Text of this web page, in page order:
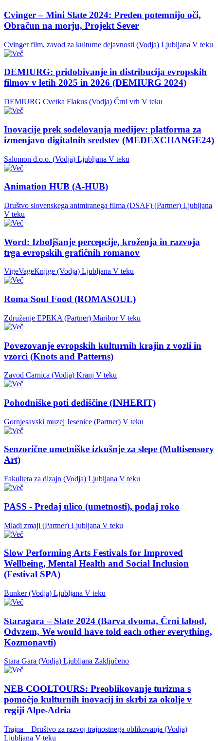
Cvinger – Mini Slate 2024: Preden potemnijo oči,
Obračun na morju, Projekt Sever
Cvinger film, zavod za kulturne dejavnosti (Vodja) Ljubljana V teku
DEMIURG: pridobivanje in distribucija evropskih
filmov v letih 2025 in 2026 (DEMIURG 2024)
DEMIURG Cvetka Flakus (Vodja) Črni vrh V teku
Inovacije prek sodelovanja medijev: platforma za
izmenjavo digitalnih sredstev (MEDEXCHANGE24)
Salomon d.o.o. (Vodja) Ljubljana V teku
Animation HUB (A-HUB)
Društvo slovenskega animiranega filma (DSAF) (Partner) Ljubljana
V teku
Word: Izboljšanje percepcije, kroženja in razvoja
trga evropskih grafičnih romanov
VigeVageKnjige (Vodja) Ljubljana V teku
Roma Soul Food (ROMASOUL)
Združenje EPEKA (Partner) Maribor V teku
Povezovanje evropskih kulturnih krajin z vozli in
vzorci (Knots and Patterns)
Zavod Carnica (Vodja) Kranj V teku
Pohodniške poti dediščine (INHERIT)
Gornjesavski muzej Jesenice (Partner) V teku
Senzorične umetniške izkušnje za slepe (Multisensory
Art)
Fakulteta za dizajn (Vodja) Ljubljana V teku
PASS - Predaj ulico (umetnosti), podaj roko
Mladi zmaji (Partner) Ljubljana V teku
Slow Performing Arts Festivals for Improved
Wellbeing, Mental Health and Social Inclusion
(Festival SPA)
Bunker (Vodja) Ljubljana V teku
Staragara – Slate 2024 (Barva dvoma, Črni labod,
Odvzem, We would have told each other everything,
Kozmonavti)
Stara Gara (Vodja) Ljubljana Zaključeno
NEB COOLTOURS: Preoblikovanje turizma s
pomočjo kulturnih inovacij in skrbi za okolje v
regiji Alpe-Adria
Trajna – Društvo za razvoj trajnostnega oblikovanja (Vodja)
Ljubljana V teku